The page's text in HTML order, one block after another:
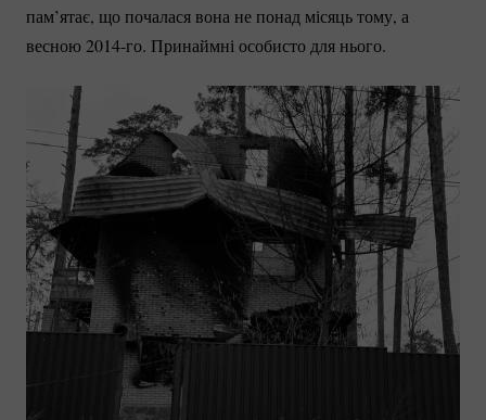
пам’ятає, що почалася вона не понад місяць тому, а
весною2014-го. Принаймні особисто для нього.